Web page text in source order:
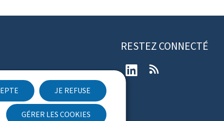
JE REFUSE
GÉRER LES COOKIES
personnel
d'accessibilité
RESTEZ CONNECTÉ
LinkedIn